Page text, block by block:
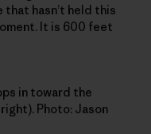
hasn’t held this
It is 600 feet
in toward the
Photo: Jason